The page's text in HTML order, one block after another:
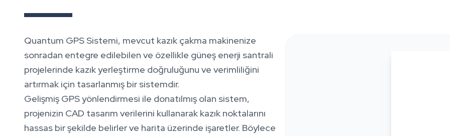
Quantum GPS Sistemi, mevcut kazık çakma makinenize
sonradan entegre edilebilen ve özellikle güneş enerji santrali
projelerinde kazık yerleştirme doğruluğunu ve verimliliğini
artırmak için tasarlanmış bir sistemdir.
Gelişmiş GPS yönlendirmesi ile donatılmış olan sistem,
projenizin CAD tasarım verilerini kullanarak kazık noktalarını
hassas bir şekilde belirler ve harita üzerinde işaretler. Böylece